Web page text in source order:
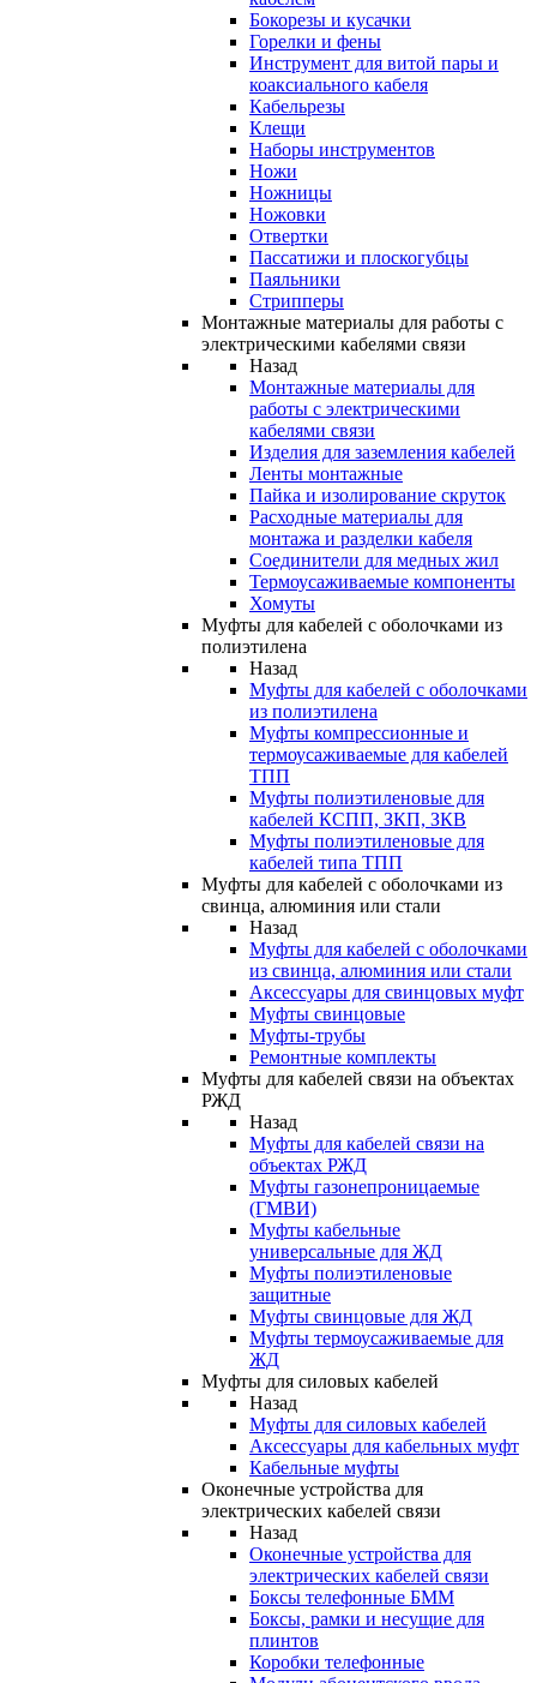
Бокорезы и кусачки
Горелки и фены
Инструмент для витой пары и
коаксиального кабеля
Кабельрезы
Клещи
Наборы инструментов
Ножи
Ножницы
Ножовки
Отвертки
Пассатижи и плоскогубцы
Паяльники
Стрипперы
Монтажные материалы для работы с
электрическими кабелями связи
Назад
Монтажные материалы для
работы с электрическими
кабелями связи
Изделия для заземления кабелей
Ленты монтажные
Пайка и изолирование скруток
Расходные материалы для
монтажа и разделки кабеля
Соединители для медных жил
Термоусаживаемые компоненты
Хомуты
Муфты для кабелей с оболочками из
полиэтилена
Назад
Муфты для кабелей с оболочками
из полиэтилена
Муфты компрессионные и
термоусаживаемые для кабелей
ТПП
Муфты полиэтиленовые для
кабелей КСПП, ЗКП, ЗКВ
Муфты полиэтиленовые для
кабелей типа ТПП
Муфты для кабелей с оболочками из
свинца, алюминия или стали
Назад
Муфты для кабелей с оболочками
из свинца, алюминия или стали
Аксессуары для свинцовых муфт
Муфты свинцовые
Муфты-трубы
Ремонтные комплекты
Муфты для кабелей связи на объектах
РЖД
Назад
Муфты для кабелей связи на
объектах РЖД
Муфты газонепроницаемые
(ГМВИ)
Муфты кабельные
универсальные для ЖД
Муфты полиэтиленовые
защитные
Муфты свинцовые для ЖД
Муфты термоусаживаемые для
ЖД
Муфты для силовых кабелей
Назад
Муфты для силовых кабелей
Аксессуары для кабельных муфт
Кабельные муфты
Оконечные устройства для
электрических кабелей связи
Назад
Оконечные устройства для
электрических кабелей связи
Боксы телефонные БММ
Боксы, рамки и несущие для
плинтов
Коробки телефонные